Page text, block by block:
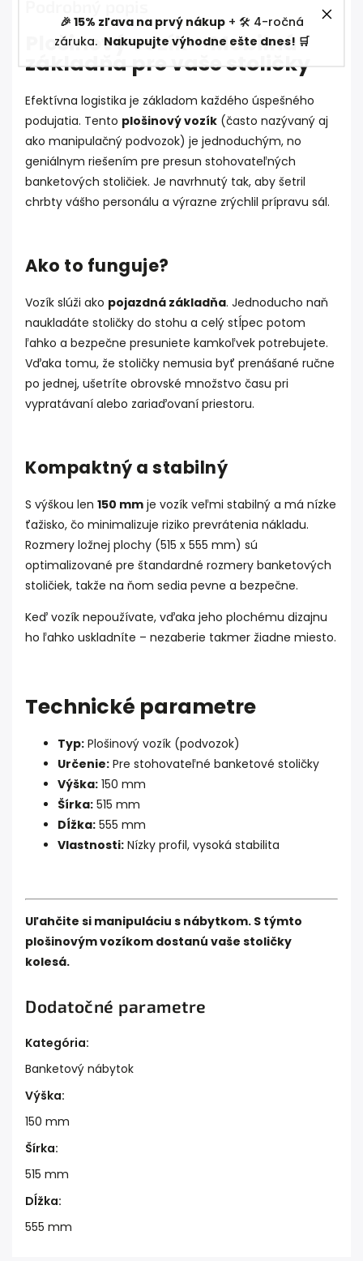
🎉 15% zľava na prvý nákup+ 🛠️ 4-ročná
záruka. Nakupujte výhodne ešte dnes! 🛒
Plošinový vozík – Mobilná
základňa pre vaše stoličky
Efektívna logistika je základom každého úspešného
podujatia. Tento plošinový vozík (často nazývaný aj
ako manipulačný podvozok) je jednoduchým, no
geniálnym riešením pre presun stohovateľných
banketových stoličiek. Je navrhnutý tak, aby šetril
chrbty vášho personálu a výrazne zrýchlil prípravu sál.
Ako to funguje?
Vozík slúži ako pojazdná základňa. Jednoducho naň
naukladáte stoličky do stohu a celý stĺpec potom
ľahko a bezpečne presuniete kamkoľvek potrebujete.
Vďaka tomu, že stoličky nemusia byť prenášané ručne
po jednej, ušetríte obrovské množstvo času pri
vypratávaní alebo zariaďovaní priestoru.
Kompaktný a stabilný
S výškou len 150 mm je vozík veľmi stabilný a má nízke
ťažisko, čo minimalizuje riziko prevrátenia nákladu.
Rozmery ložnej plochy (515 x 555 mm) sú
optimalizované pre štandardné rozmery banketových
stoličiek, takže na ňom sedia pevne a bezpečne.
Keď vozík nepoužívate, vďaka jeho plochému dizajnu
ho ľahko uskladníte – nezaberie takmer žiadne miesto.
Technické parametre
Typ: Plošinový vozík (podvozok)
Určenie: Pre stohovateľné banketové stoličky
Výška: 150 mm
Šírka: 515 mm
Dĺžka: 555 mm
Vlastnosti: Nízky profil, vysoká stabilita
Uľahčite si manipuláciu s nábytkom. S týmto
plošinovým vozíkom dostanú vaše stoličky
kolesá.
Dodatočné parametre
Kategória:
Banketový nábytok
Výška:
150 mm
Šírka:
515 mm
Dĺžka:
555 mm